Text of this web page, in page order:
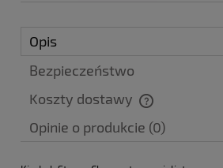
Opis
Bezpieczeństwo
Koszty dostawy
Cena nie zawiera ewentualnych
Opinie o produkcie (0)